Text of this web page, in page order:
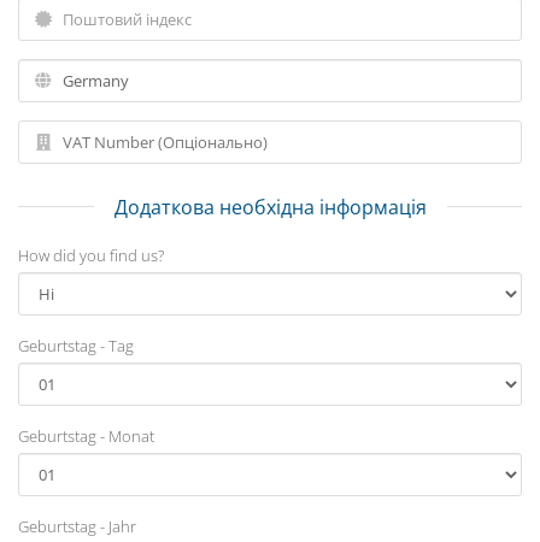
Додаткова необхідна інформація
How did you find us?
Geburtstag - Tag
Geburtstag - Monat
Geburtstag - Jahr